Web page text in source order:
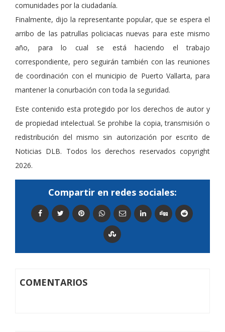
comunidades por la ciudadanía.
Finalmente, dijo la representante popular, que se espera el
arribo de las patrullas policiacas nuevas para este mismo
año, para lo cual se está haciendo el trabajo
correspondiente, pero seguirán también con las reuniones
de coordinación con el municipio de Puerto Vallarta, para
mantener la conurbación con toda la seguridad.
Este contenido esta protegido por los derechos de autor y
de propiedad intelectual. Se prohibe la copia, transmisión o
redistribución del mismo sin autorización por escrito de
Noticias DLB. Todos los derechos reservados copyright
2026.
Compartir en redes sociales:
COMENTARIOS